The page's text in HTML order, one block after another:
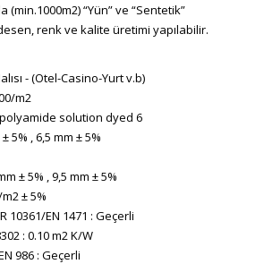
(min.1000m2) “Yün” ve “Sentetik”
renk ve kalite üretimi yapılabilir.
- (Otel-Casino-Yurt v.b)
m2
solution dyed 6
5% , 6,5 mm ± 5%
± 5% , 9,5 mm ± 5%
± 5%
10361/EN 1471 : Geçerli
: 0.10 m2 K/W
986 : Geçerli